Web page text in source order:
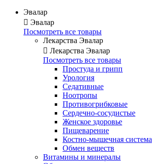
Эвалар
 Эвалар
Посмотреть все товары
Лекарства Эвалар
 Лекарства Эвалар
Посмотреть все товары
Простуда и грипп
Урология
Седативные
Ноотропы
Противогрибковые
Сердечно-сосудистые
Женское здоровье
Пищеварение
Костно-мышечная система
Обмен веществ
Витамины и минералы